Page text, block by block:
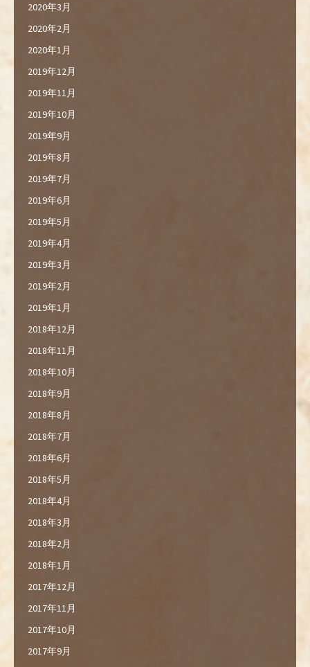
2020年3月
2020年2月
2020年1月
2019年12月
2019年11月
2019年10月
2019年9月
2019年8月
2019年7月
2019年6月
2019年5月
2019年4月
2019年3月
2019年2月
2019年1月
2018年12月
2018年11月
2018年10月
2018年9月
2018年8月
2018年7月
2018年6月
2018年5月
2018年4月
2018年3月
2018年2月
2018年1月
2017年12月
2017年11月
2017年10月
2017年9月